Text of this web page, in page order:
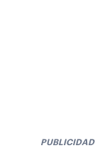
PUBLICIDAD